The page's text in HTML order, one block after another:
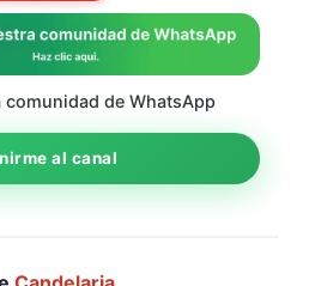
comunidad de WhatsApp
al canal